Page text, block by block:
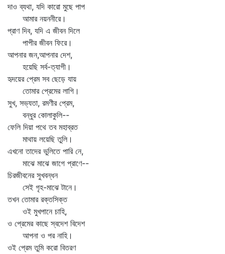
দাও ব্যথা, যদি কারো মুছে পাপ
আমার নয়ননীরে।
প্রাণ দিব, যদি এ জীবন দিলে
পাপীর জীবন ফিরে।
আপনার জন,আপনার দেশ,
হয়েছি সর্ব-ত্যাগী।
হৃদয়ের প্রেম সব ছেড়ে যায়
তোমার প্রেমের লাগি।
সুখ, সভ্যতা, রমণীর প্রেম,
বন্ধুর কোলাকুলি--
ফেলি দিয়া পথে তব মহাব্রত
মাথায় লয়েছি তুলি।
এখনো তাদের ভুলিতে পারি নে,
মাঝে মাঝে জাগে প্রাণে--
চিরজীবনের সুখবন্ধন
সেই গৃহ-মাঝে টানে।
তখন তোমার রক্তসিক্ত
ওই মুখপানে চাহি,
ও প্রেমের কাছে স্বদেশ বিদেশ
আপনা ও পর নাহি।
ওই প্রেম তুমি করো বিতরণ